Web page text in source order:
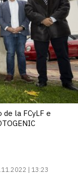
la FCyLF e
| 13:23